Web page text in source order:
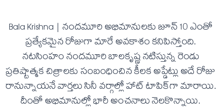
Bala Krishna | నందమూరి అభిమానులకు జూన్ 10 ఎంతో
ప్రత్యేకమైన రోజుగా మారే అవకాశం కనిపిస్తోంది.
నటసింహం నంద‌మూరి బాల‌కృష్ణ‌ నటిస్తున్న రెండు
ప్రతిష్టాత్మక చిత్రాలకు సంబంధించిన కీలక అప్డేట్లు అదే రోజు
రానున్నాయనే వార్తలు సినీ వర్గాల్లో హాట్ టాపిక్‌గా మారాయి.
దీంతో అభిమానుల్లో భారీ అంచనాలు నెలకొన్నాయి.